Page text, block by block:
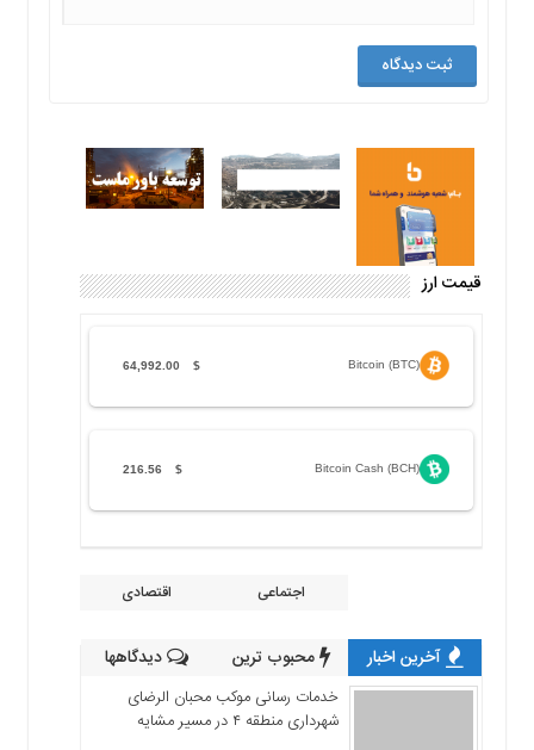
قیمت ارز
Bitcoin (BTC)
$
64,992.00
Bitcoin Cash (BCH)
$
216.56
اجتماعی اقتصادی
آخرین اخبار محبوب ترین دیدگاهها
خدمات رسانی موکب محبان الرضای
شهرداری منطقه ۴ در مسیر مشایه